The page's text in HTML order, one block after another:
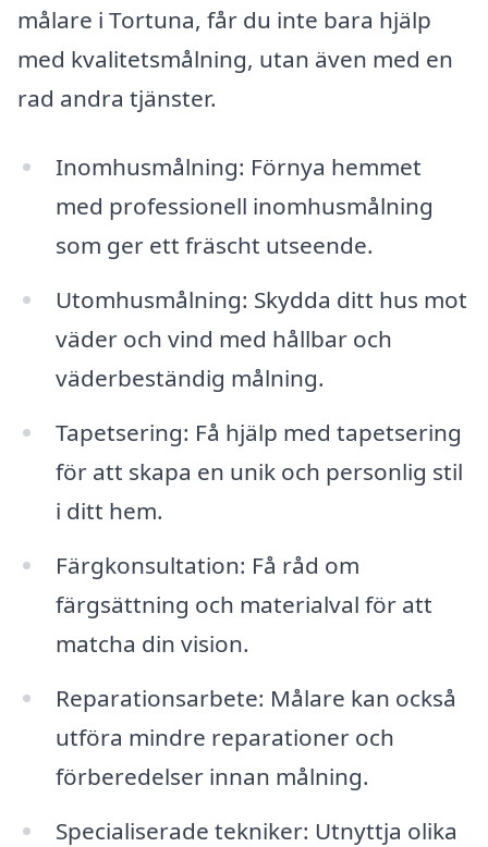
målare i Tortuna, får du inte bara hjälp
med kvalitetsmålning, utan även med en
rad andra tjänster.
Inomhusmålning: Förnya hemmet
med professionell inomhusmålning
som ger ett fräscht utseende.
Utomhusmålning: Skydda ditt hus mot
väder och vind med hållbar och
väderbeständig målning.
Tapetsering: Få hjälp med tapetsering
för att skapa en unik och personlig stil
i ditt hem.
Färgkonsultation: Få råd om
färgsättning och materialval för att
matcha din vision.
Reparationsarbete: Målare kan också
utföra mindre reparationer och
förberedelser innan målning.
Specialiserade tekniker: Utnyttja olika